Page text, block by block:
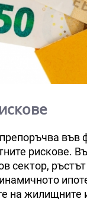
във
рискове.
сектор,
на жилищните